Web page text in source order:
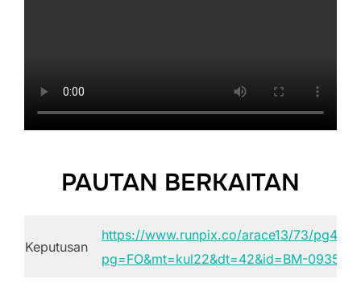
PAUTAN BERKAITAN
Keputusan
https://www.runpix.co/arace13/73/
pg=FO&mt=kul22&dt=42&id=BM-